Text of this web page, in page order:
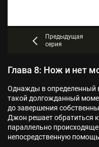
Предыдущая
серия
Глава 8: Нож и нет
Однажды в определенный
такой долгожданный
до завершения
Джон решает обратиться
параллельно
непосредственную